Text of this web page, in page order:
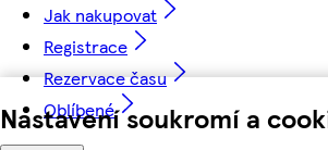
Nastavení soukromí a
Jak nakupovat
Registrace
Rezervace času
Oblíbené